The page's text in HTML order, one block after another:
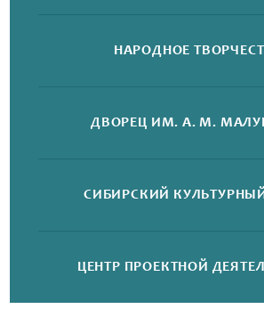
НАРОДНОЕ
ДВОРЕЦ ИМ. А. М.
СИБИРСКИЙ
ЦЕНТР ПРОЕКТНОЙ